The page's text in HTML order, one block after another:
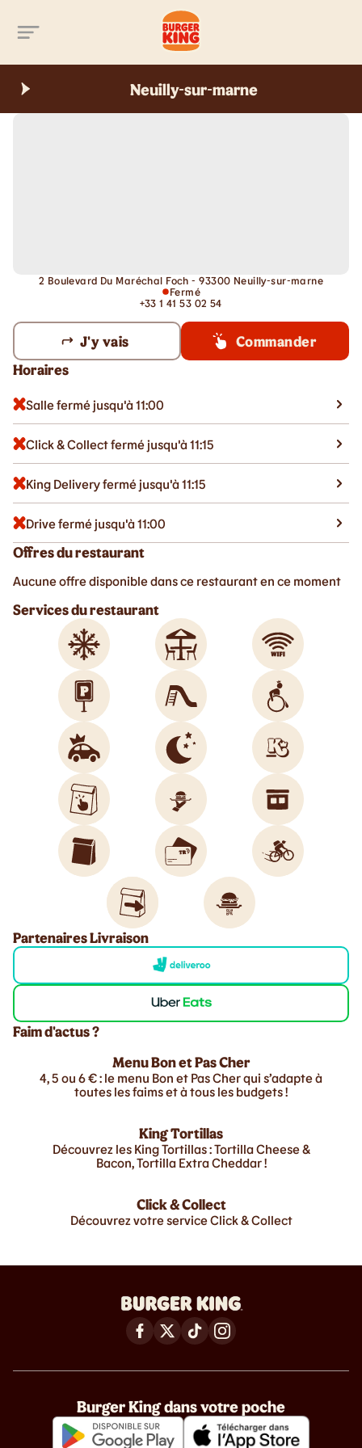
Neuilly-sur-marne
2 Boulevard Du Maréchal Foch - 93300 Neuilly-sur-marne
Fermé
+33 1 41 53 02 54
J'y vais
Commander
Horaires
Salle fermé jusqu'à 11:00
Click & Collect fermé jusqu'à 11:15
King Delivery fermé jusqu'à 11:15
Drive fermé jusqu'à 11:00
Offres du restaurant
Aucune offre disponible dans ce restaurant en ce moment
Services du restaurant
Partenaires Livraison
Faim d'actus ?
Menu Bon et Pas Cher
4, 5 ou 6 € : le menu Bon et Pas Cher qui s’adapte à
toutes les faims et à tous les budgets !
King Tortillas
Découvrez les King Tortillas : Tortilla Cheese &
Bacon, Tortilla Extra Cheddar !
Click & Collect
Découvrez votre service Click & Collect
Burger King dans votre poche